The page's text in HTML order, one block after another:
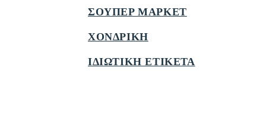
ΣΟΥΠΕΡ ΜΑΡΚΕΤ
ΧΟΝΔΡΙΚΗ
ΙΔΙΩΤΙΚΗ ΕΤΙΚΕΤΑ